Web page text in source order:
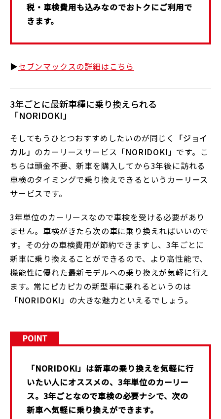
税・車検費用も込みなのでおトクにご利用で
きます。
▶セブンマックスの詳細はこちら
3年ごとに最新車種に乗り換えられる
「NORIDOKI」
そしてもうひとつおすすめしたいのが同じく
「ジョイ
カル」 のカーリースサービス 「NORIDOKI」 です。こ
ちらは頭金不要、新車を購入してから3年後に訪れる
車検のタイミングで乗り換えできるというカーリース
サービスです。
3年単位のカーリースなので車検を受ける必要があり
ません。車検がきたら次の車に乗り換えればいいので
す。その分の車検費用が節約できますし、3年ごとに
新車に乗り換えることができるので、より高性能で、
機能性に優れた最新モデルへの乗り換えが気軽に行え
ます。常にピカピカの新型車に乗れるというのは
「NORIDOKI」 の大きな魅力といえるでしょう。
POINT
「NORIDOKI」は新車の乗り換えを気軽に行
いたい人にオススメの、3年単位のカーリー
ス。3年ごとなので車検の必要ナシで、次の
新車へ気軽に乗り換えができます。